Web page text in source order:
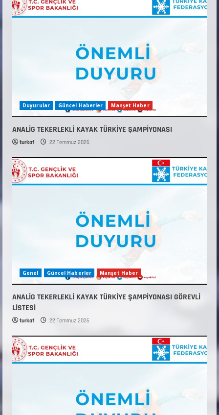
Duyurular Güncel Haberler Manşet Haber
ANALİG TEKERLEKLİ KAYAK TÜRKİYE ŞAMPİYONASI
turkaf 22 Temmuz 2026
Genel Güncel Haberler Manşet Haber
ANALİG TEKERLEKLİ KAYAK TÜRKİYE ŞAMPİYONASI GÖREVLİ
LİSTESİ
turkaf 22 Temmuz 2026